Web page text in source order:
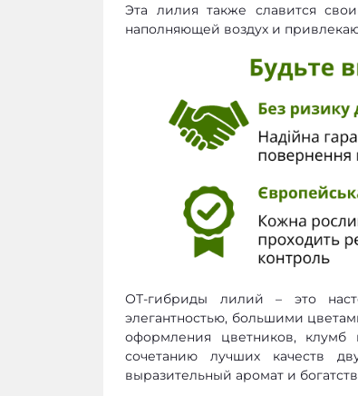
Эта лилия также славится
наполняющей воздух и
ОТ-гибриды лилий – это
элегантностью, большими
оформления цветников,
сочетанию лучших качеств
выразительный аромат и